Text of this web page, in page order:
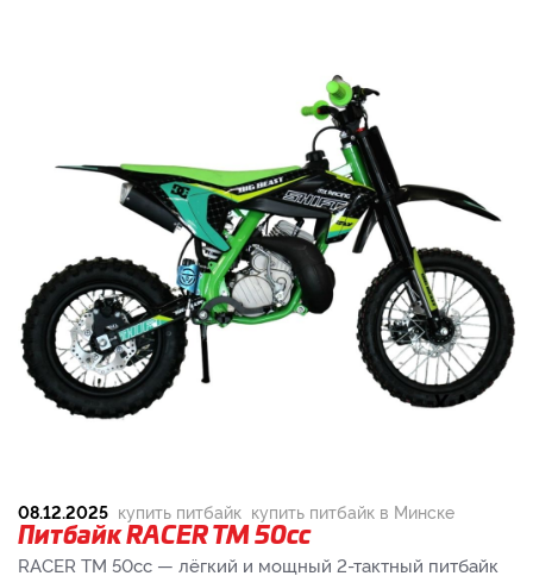
08.12.2025 купить питбайк купить питбайк в Минске
Питбайк RACER TM 50cc
RACER TM 50cc — лёгкий и мощный 2-тактный питбайк